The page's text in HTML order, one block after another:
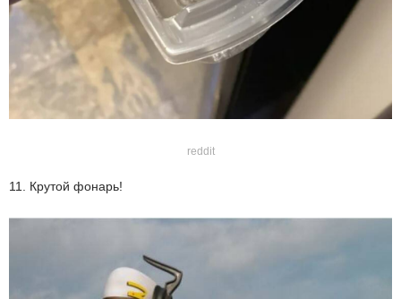
reddit
11. Крутой фонарь!